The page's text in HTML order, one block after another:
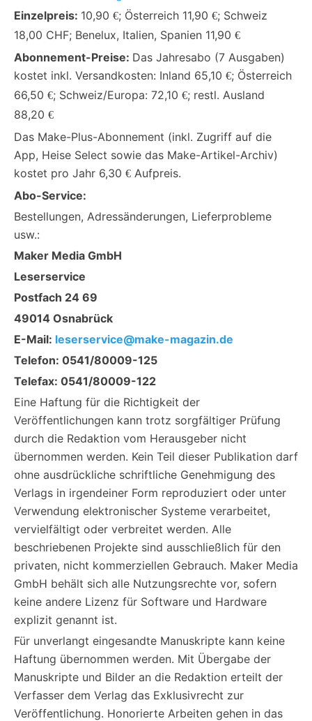
Einzelpreis: 10,90 €; Österreich 11,90 €; Schweiz
18,00 CHF; Benelux, Italien, Spanien 11,90 €
Abonnement-Preise: Das Jahresabo (7 Ausgaben)
kostet inkl. Versandkosten: Inland 65,10 €; Österreich
66,50 €; Schweiz/Europa: 72,10 €; restl. Ausland
88,20 €
Das Make-Plus-Abonnement (inkl. Zugriff auf die
App, Heise Select sowie das Make-Artikel-Archiv)
kostet pro Jahr 6,30 € Aufpreis.
Abo-Service:
Bestellungen, Adressänderungen, Lieferprobleme
usw.:
Maker Media GmbH
Leserservice
Postfach 24 69
49014 Osnabrück
E-Mail: leserservice@make-magazin.de
Telefon: 0541/80009-125
Telefax: 0541/80009-122
Eine Haftung für die Richtigkeit der
Veröffentlichungen kann trotz sorgfältiger Prüfung
durch die Redaktion vom Herausgeber nicht
übernommen werden. Kein Teil dieser Publikation darf
ohne ausdrückliche schriftliche Genehmigung des
Verlags in irgendeiner Form reproduziert oder unter
Verwendung elektronischer Systeme verarbeitet,
vervielfältigt oder verbreitet werden. Alle
beschriebenen Projekte sind ausschließlich für den
privaten, nicht kommerziellen Gebrauch. Maker Media
GmbH behält sich alle Nutzungsrechte vor, sofern
keine andere Lizenz für Software und Hardware
explizit genannt ist.
Für unverlangt eingesandte Manuskripte kann keine
Haftung übernommen werden. Mit Übergabe der
Manuskripte und Bilder an die Redaktion erteilt der
Verfasser dem Verlag das Exklusivrecht zur
Veröffentlichung. Honorierte Arbeiten gehen in das